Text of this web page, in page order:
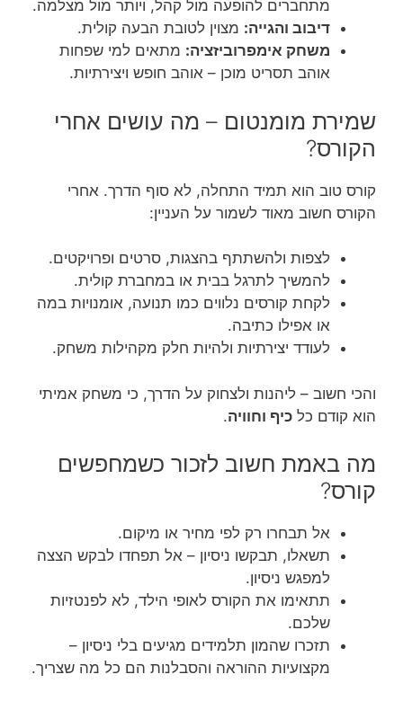
מתחברים להופעה מול קהל, ויותר מול מצלמה.
דיבוב והגייה: מצוין לטובת הבעה קולית.
משחק אימפרוביזציה: מתאים למי שפחות
אוהב תסריט מוכן – אוהב חופש ויצירתיות.
שמירת מומנטום – מה עושים אחרי
הקורס?
קורס טוב הוא תמיד התחלה, לא סוף הדרך. אחרי
הקורס חשוב מאוד לשמור על העניין:
לצפות ולהשתתף בהצגות, סרטים ופרויקטים.
להמשיך לתרגל בבית או במחברת קולית.
לקחת קורסים נלווים כמו תנועה, אומנויות במה
או אפילו כתיבה.
לעודד יצירתיות ולהיות חלק מקהילות משחק.
והכי חשוב – ליהנות ולצחוק על הדרך, כי משחק אמיתי
הוא קודם כל כיף וחוויה.
מה באמת חשוב לזכור כשמחפשים
קורס?
אל תבחרו רק לפי מחיר או מיקום.
תשאלו, תבקשו ניסיון – אל תפחדו לבקש הצצה
למפגש ניסיון.
תתאימו את הקורס לאופי הילד, לא לפנטזיות
שלכם.
תזכרו שהמון תלמידים מגיעים בלי ניסיון –
מקצועיות ההוראה והסבלנות הם כל מה שצריך.